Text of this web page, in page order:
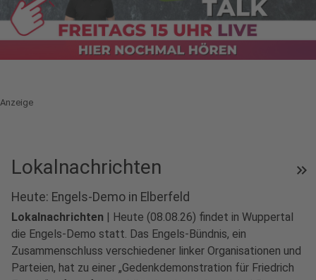
Anzeige
Lokalnachrichten keyboard_double_arrow_right
Heute: Engels-Demo in Elberfeld
Lokalnachrichten
Heute (08.08.26) findet in Wuppertal
die Engels-Demo statt. Das Engels-Bündnis, ein
Zusammenschluss verschiedener linker Organisationen und
Parteien, hat zu einer „Gedenkdemonstration für Friedrich